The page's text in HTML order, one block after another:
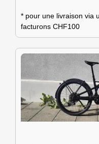
* pour une livraison via
facturons CHF100